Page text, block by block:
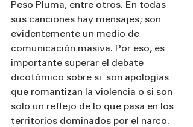
Peso Pluma, entre otros. En todas
sus canciones hay mensajes; son
evidentemente un medio de
comunicación masiva. Por eso, es
importante superar el debate
dicotómico sobre si  son apologías
que romantizan la violencia o si son
solo un reflejo de lo que pasa en los
territorios dominados por el narco.